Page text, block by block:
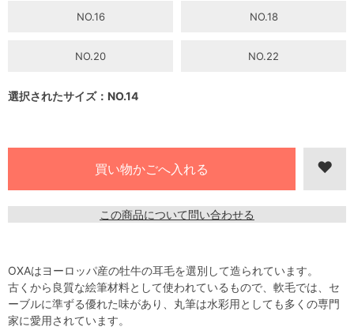
NO.16 NO.18
NO.20 NO.22
選択されたサイズ：NO.14
この商品について問い合わせる
OXAはヨーロッパ産の牡牛の耳毛を選別して造られています。
古くから良質な絵筆材料として使われているもので、軟毛では、セ
ーブルに準ずる優れた味があり、丸筆は水彩用としても多くの専門
家に愛用されています。